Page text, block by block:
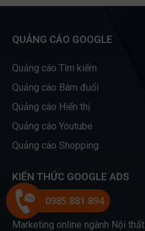
QUẢNG CÁO GOOGLE
Quảng cáo Tìm kiếm
Quảng cáo Bám đuổi
Quảng cáo Hiển thị
Quảng cáo Youtube
Quảng cáo Shopping
KIẾN THỨC GOOGLE ADS
Blog
Marketing online ngành Nội thất
0985 881 894